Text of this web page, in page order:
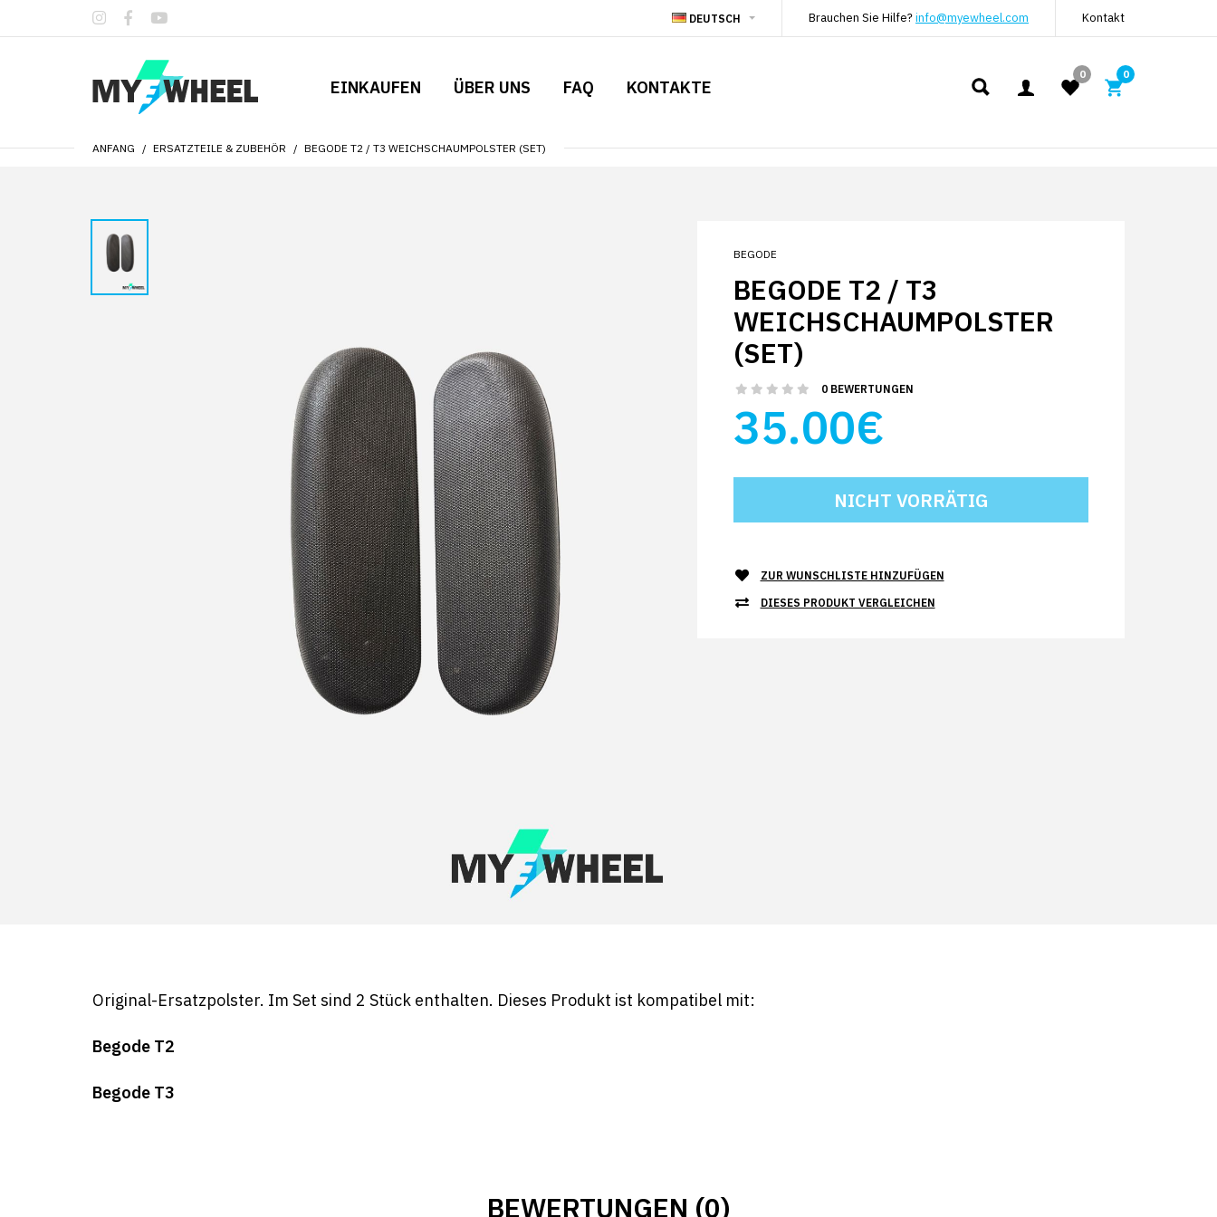
DEUTSCH Brauchen Sie Hilfe?info@myewheel.com Kontakt
EINKAUFEN ÜBER UNS FAQ KONTAKTE
0 0
ANFANG ERSATZTEILE & ZUBEHÖR BEGODE T2 / T3 WEICHSCHAUMPOLSTER (SET)
BEGODE
BEGODE T2 / T3
WEICHSCHAUMPOLSTER
(SET)
0 BEWERTUNGEN
35.00€
ZUR WUNSCHLISTE HINZUFÜGEN
DIESES PRODUKT VERGLEICHEN
Original-Ersatzpolster. Im Set sind 2 Stück enthalten. Dieses Produkt ist kompatibel mit:
Begode T2
Begode T3
BEWERTUNGEN (0)